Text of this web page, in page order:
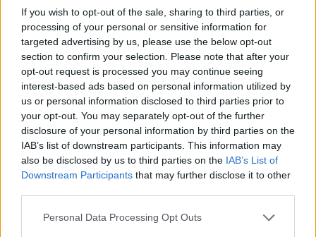
If you wish to opt-out of the sale, sharing to third parties, or
processing of your personal or sensitive information for
targeted advertising by us, please use the below opt-out
section to confirm your selection. Please note that after your
opt-out request is processed you may continue seeing
interest-based ads based on personal information utilized by
us or personal information disclosed to third parties prior to
your opt-out. You may separately opt-out of the further
disclosure of your personal information by third parties on the
IAB’s list of downstream participants. This information may
also be disclosed by us to third parties on the IAB’s List of
Downstream Participants that may further disclose it to other
Please note that this website/app uses one or more Google
Personal Data Processing Opt Outs
Katy Perry új albumáról énekel a Saturday Night
Live című műsorban
Fotó: Nbc / Europress / Getty #10
Jön még kép!